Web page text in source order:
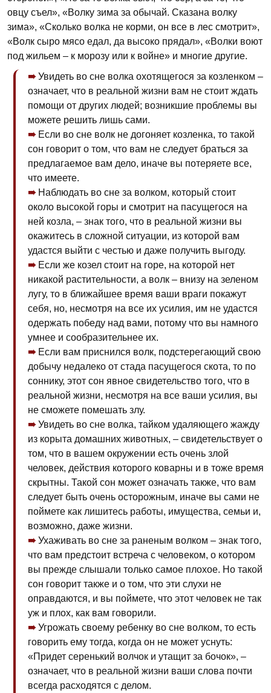
овцу съел», «Волку зима за обычай. Сказана волку
зима», «Сколько волка не корми, он все в лес смотрит»,
«Волк сыро мясо едал, да высоко прядал», «Волки воют
под жильем – к морозу или к войне» и многие другие.
Увидеть во сне волка охотящегося за козленком –
означает, что в реальной жизни вам не стоит ждать
помощи от других людей; возникшие проблемы вы
можете решить лишь сами.
Если во сне волк не догоняет козленка, то такой
сон говорит о том, что вам не следует браться за
предлагаемое вам дело, иначе вы потеряете все,
что имеете.
Наблюдать во сне за волком, который стоит
около высокой горы и смотрит на пасущегося на
ней козла, – знак того, что в реальной жизни вы
окажитесь в сложной ситуации, из которой вам
удастся выйти с честью и даже получить выгоду.
Если же козел стоит на горе, на которой нет
никакой растительности, а волк – внизу на зеленом
лугу, то в ближайшее время ваши враги покажут
себя, но, несмотря на все их усилия, им не удастся
одержать победу над вами, потому что вы намного
умнее и сообразительнее их.
Если вам приснился волк, подстерегающий свою
добычу недалеко от стада пасущегося скота, то по
соннику, этот сон явное свидетельство того, что в
реальной жизни, несмотря на все ваши усилия, вы
не сможете помешать злу.
Увидеть во сне волка, тайком удаляющего жажду
из корыта домашних животных, – свидетельствует о
том, что в вашем окружении есть очень злой
человек, действия которого коварны и в тоже время
скрытны. Такой сон может означать также, что вам
следует быть очень осторожным, иначе вы сами не
поймете как лишитесь работы, имущества, семьи и,
возможно, даже жизни.
Ухаживать во сне за раненым волком – знак того,
что вам предстоит встреча с человеком, о котором
вы прежде слышали только самое плохое. Но такой
сон говорит также и о том, что эти слухи не
оправдаются, и вы поймете, что этот человек не так
уж и плох, как вам говорили.
Угрожать своему ребенку во сне волком, то есть
говорить ему тогда, когда он не может уснуть:
«Придет серенький волчок и утащит за бочок», –
означает, что в реальной жизни ваши слова почти
всегда расходятся с делом.